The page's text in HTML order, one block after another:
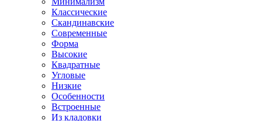
Классические
Скандинавские
Современные
Форма
Высокие
Квадратные
Угловые
Низкие
Особенности
Встроенные
Из кладовки